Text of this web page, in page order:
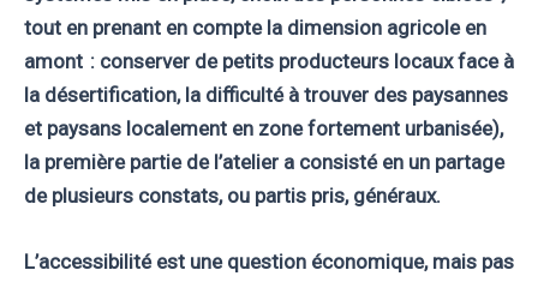
tout en prenant en compte la dimension agricole en
amont : conserver de petits producteurs locaux face à
la désertification, la difficulté à trouver des paysannes
et paysans localement en zone fortement urbanisée),
la première partie de l’atelier a consisté en un partage
de plusieurs constats, ou partis pris, généraux.
L’accessibilité est une question économique, mais pas